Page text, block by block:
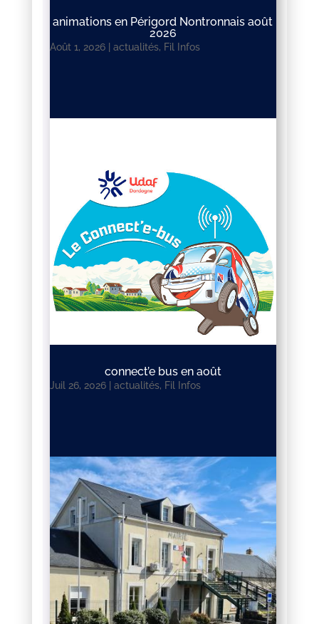
animations en Périgord Nontronnais août
2026
Août 1, 2026| actualités, Fil Infos
connect’e bus en août
Juil 26, 2026| actualités, Fil Infos